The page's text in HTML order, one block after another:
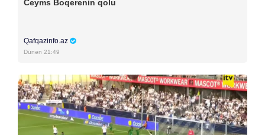
Ceyms Boqerenin qolu
Qafqazinfo.az
Dünən 21:49